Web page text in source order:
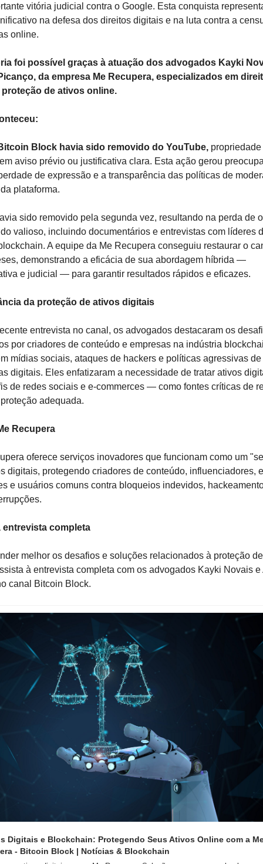
vitória judicial contra o Google. Esta conquista
na defesa dos direitos digitais e na luta contra a
online.
foi possível graças à atuação dos advogados Kayki
da empresa Me Recupera, especializados em
de ativos online.
Block havia sido removido do YouTube, propriedade
aviso prévio ou justificativa clara. Esta ação gerou
de expressão e a transparência das políticas de
plataforma.
sido removido pela segunda vez, resultando na perda de
valioso, incluindo documentários e entrevistas com líderes
A equipe da Me Recupera conseguiu restaurar o
demonstrando a eficácia de sua abordagem híbrida —
e judicial — para garantir resultados rápidos e eficazes.
da proteção de ativos digitais
entrevista no canal, os advogados destacaram os
por criadores de conteúdo e empresas na indústria
mídias sociais, ataques de hackers e políticas agressivas de
digitais. Eles enfatizaram a necessidade de tratar ativos
de redes sociais e e-commerces — como fontes críticas de
adequada.
Recupera
oferece serviços inovadores que funcionam como um
digitais, protegendo criadores de conteúdo, influenciadores,
e usuários comuns contra bloqueios indevidos,
entrevista completa
melhor os desafios e soluções relacionados à proteção
à entrevista completa com os advogados Kayki Novais e
canal Bitcoin Block.
Digitais e Blockchain: Protegendo Seus Ativos Online com a
- Bitcoin Block | Notícias & Blockchain